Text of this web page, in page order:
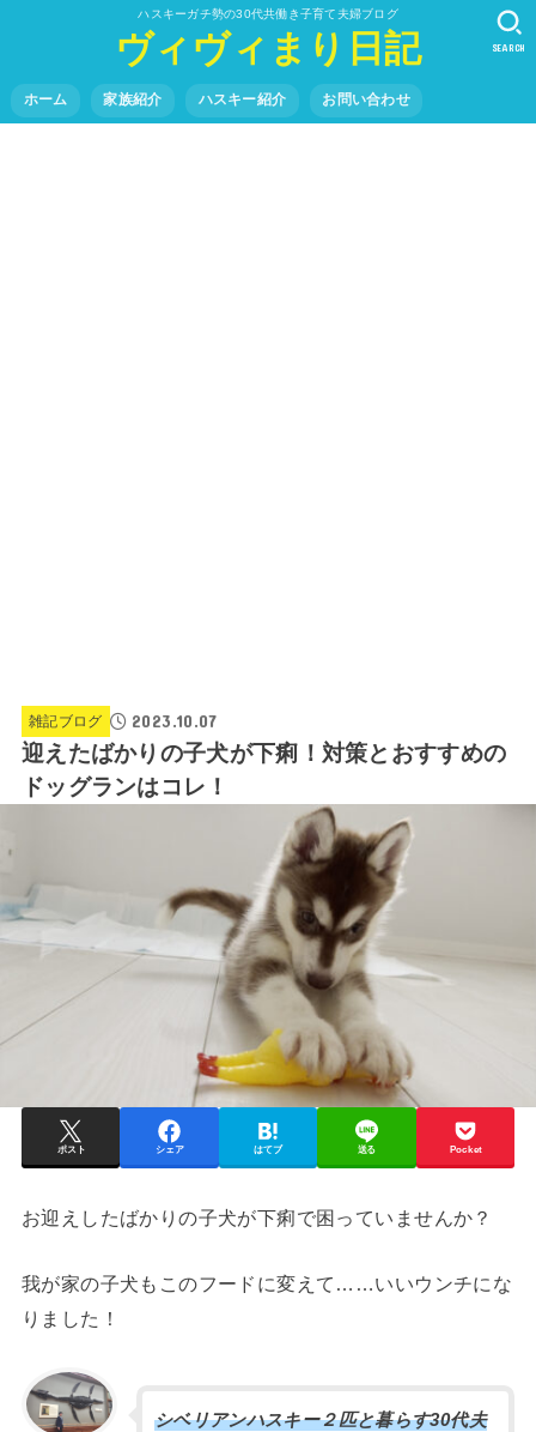
ハスキーガチ勢の30代共働き子育て夫婦ブログ
ヴィヴィまり日記
ホーム 家族紹介 ハスキー紹介 お問い合わせ
SEARCH
雑記ブログ 2023.10.07
迎えたばかりの子犬が下痢！対策とおすすめの
ドッグランはコレ！
ポスト シェア はてブ 送る Pocket
お迎えしたばかりの子犬が下痢で困っていませんか？
我が家の子犬もこのフードに変えて……いいウンチにな
りました！
シベリアンハスキー２匹と暮らす30代夫